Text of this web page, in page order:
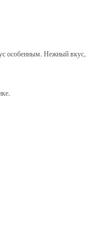
особенным. Нежный вкус,